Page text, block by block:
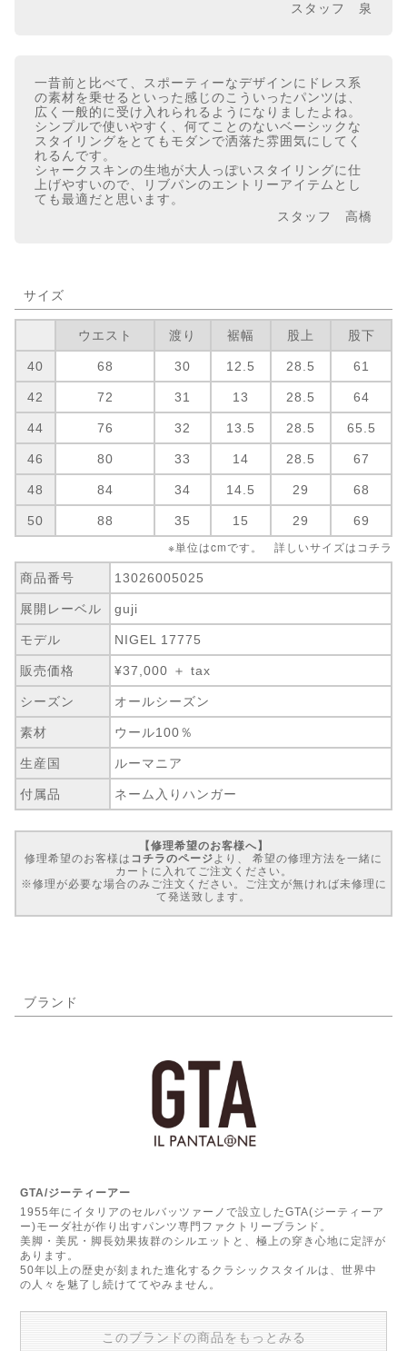
スタッフ 泉
一昔前と比べて、スポーティーなデザインにドレス系
の素材を乗せるといった感じのこういったパンツは、
広く一般的に受け入れられるようになりましたよね。
シンプルで使いやすく、何てことのないベーシックな
スタイリングをとてもモダンで洒落た雰囲気にしてく
れるんです。
シャークスキンの生地が大人っぽいスタイリングに仕
上げやすいので、リブパンのエントリーアイテムとし
ても最適だと思います。
スタッフ 高橋
サイズ
ウエスト 渡り 裾幅 股上 股下
40 68 30 12.5 28.5 61
42 72 31 13 28.5 64
44 76 32 13.5 28.5 65.5
46 80 33 14 28.5 67
48 84 34 14.5 29 68
50 88 35 15 29 69
※単位はcmです。 詳しいサイズは コチラ
商品番号 13026005025
展開レーベル guji
モデル NIGEL 17775
販売価格 ¥37,000 ＋ tax
シーズン オールシーズン
素材 ウール100％
生産国 ルーマニア
付属品 ネーム入りハンガー
【修理希望のお客様へ】
修理希望のお客様は コチラのページ より、 希望の修理方法を一緒に
カートに入れてご注文ください。
※修理が必要な場合のみご注文ください。ご注文が無ければ未修理に
て発送致します。
ブランド
GTA/ジーティーアー
1955年にイタリアのセルバッツァーノで設立したGTA(ジーティーア
ー)モーダ社が作り出すパンツ専門ファクトリーブランド。
美脚・美尻・脚長効果抜群のシルエットと、極上の穿き心地に定評が
あります。
50年以上の歴史が刻まれた進化するクラシックスタイルは、世界中
の人々を魅了し続けててやみません。
このブランドの商品をもっとみる